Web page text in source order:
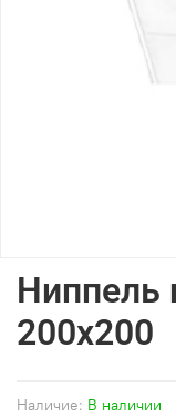
Наличие: В наличии
Ниппель
200x200